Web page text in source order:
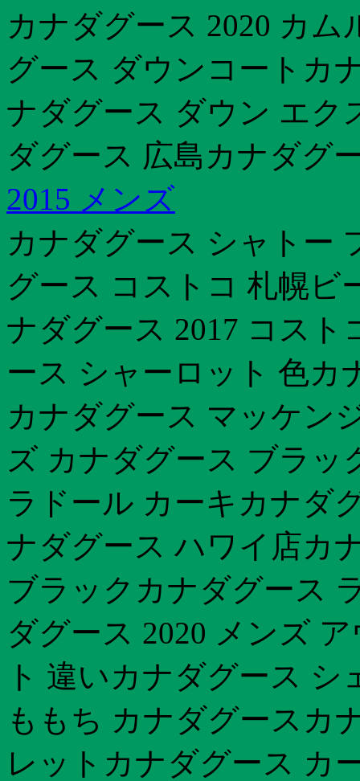
カナダグース 2020 カ
グース ダウンコートカ
ナダグース ダウン エク
ダグース 広島カナダグ
2015 メンズ
カナダグース シャトー
グース コストコ 札幌ビ
ナダグース 2017 コス
ース シャーロット 色カ
カナダグース マッケン
ズ カナダグース ブラ
ラドール カーキカナダ
ナダグース ハワイ店カ
ブラックカナダグース
ダグース 2020 メンズ
ト 違いカナダグース
ももち カナダグースカ
レットカナダグース カ